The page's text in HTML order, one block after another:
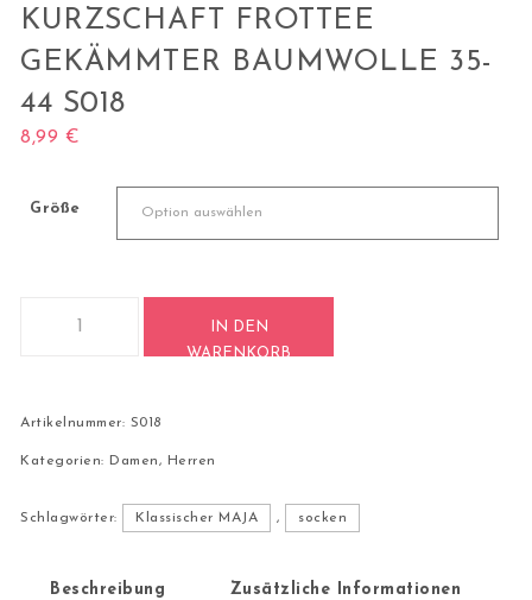
KURZSCHAFT FROTTEE
GEKÄMMTER BAUMWOLLE 35-
44 S018
8,99 €
Größe
IN DEN
WARENKORB
Artikelnummer: S018
Kategorien: Damen, Herren
Schlagwörter: Klassischer MAJA , socken
Beschreibung Zusätzliche Informationen